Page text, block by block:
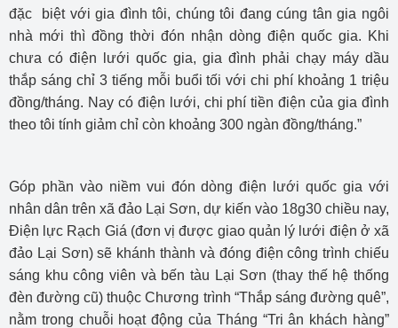
đặc biệt với gia đình tôi, chúng tôi đang cúng tân gia ngôi
nhà mới thì đồng thời đón nhận dòng điện quốc gia. Khi
chưa có điện lưới quốc gia, gia đình phải chạy máy dầu
thắp sáng chỉ 3 tiếng mỗi buổi tối với chi phí khoảng 1 triệu
đồng/tháng. Nay có điện lưới, chi phí tiền điện của gia đình
theo tôi tính giảm chỉ còn khoảng 300 ngàn đồng/tháng.”
Góp phần vào niềm vui đón dòng điện lưới quốc gia với
nhân dân trên xã đảo Lại Sơn, dự kiến vào 18g30 chiều nay,
Điện lực Rạch Giá (đơn vị được giao quản lý lưới điện ở xã
đảo Lại Sơn) sẽ khánh thành và đóng điện công trình chiếu
sáng khu công viên và bến tàu Lại Sơn (thay thế hệ thống
đèn đường cũ) thuộc Chương trình “Thắp sáng đường quê”,
nằm trong chuỗi hoạt động của Tháng “Tri ân khách hàng”